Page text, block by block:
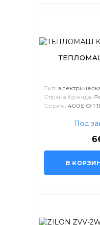
Тип:
Страна бренда:
Серия: 400Е
Под
В